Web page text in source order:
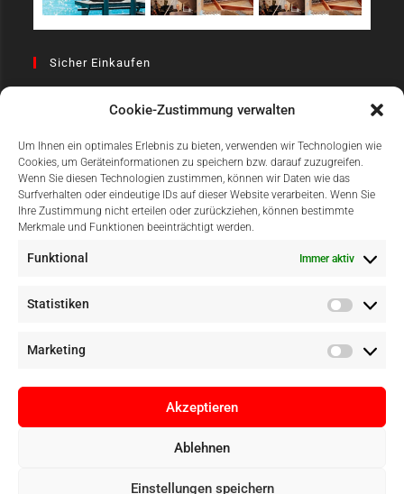
Cookie-Zustimmung verwalten
Um Ihnen ein optimales Erlebnis zu bieten, verwenden wir Technologien wie
Cookies, um Geräteinformationen zu speichern bzw. darauf zuzugreifen.
Wenn Sie diesen Technologien zustimmen, können wir Daten wie das
Surfverhalten oder eindeutige IDs auf dieser Website verarbeiten. Wenn Sie
Ihre Zustimmung nicht erteilen oder zurückziehen, können bestimmte
Merkmale und Funktionen beeinträchtigt werden.
Funktional Immer aktiv
Statistiken
Marketing
Akzeptieren
Ablehnen
Einstellungen speichern
Sicher Einkaufen
Einfach Online Bezahlen
Copyright © Digital Camera Graz 2022. Alle Rechte vorbehalten. E-
Commerce bypathways digital, Mallorca